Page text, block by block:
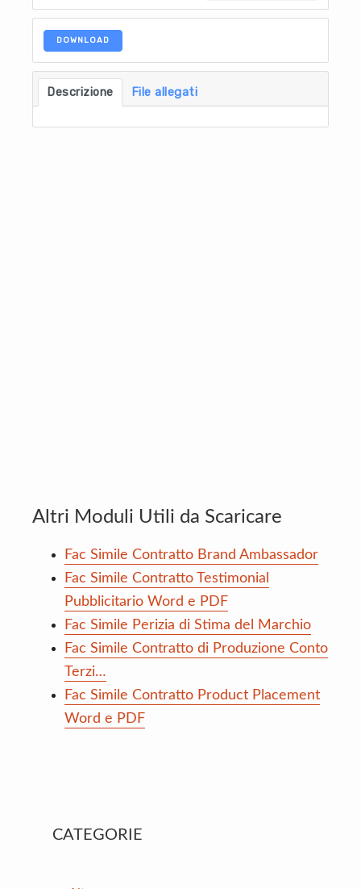
DOWNLOAD
Descrizione File allegati
Altri Moduli Utili da Scaricare
Fac Simile Contratto Brand Ambassador
Fac Simile Contratto Testimonial
Pubblicitario Word e PDF
Fac Simile Perizia di Stima del Marchio
Fac Simile Contratto di Produzione Conto
Terzi…
Fac Simile Contratto Product Placement
Word e PDF
Primary
CATEGORIE